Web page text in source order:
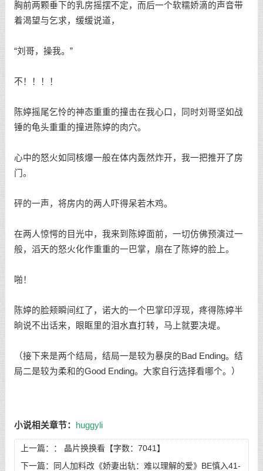
胸前两颗垂下的乳房摇摆不定，而后一个软糯娇滴的声音带
着渴望与乞求，缓缓说道，
“刘哥，操我。”
不！！！！
陈婷摇尾乞怜的神态重重的撞击在我心口，同时刘哥坚如战
锤的龟头重重的撞进陈婷的肉穴。
心中的怒火如同核爆一般在体内轰然炸开，我一把推开了房
门。
砰的一声，将房内的两人吓得呆若木鸡。
在两人惊愕的目光中，我来到陈婷面前，一切仿佛预演过一
般，滔天的怒火化作重重的一巴掌，扇在了陈婷的脸上。
啪！
陈婷的脸颊瞬间红了，诺大的一个巴掌印浮现，疼得陈婷半
晌说不出话来，眼眶里的泪水直打转，马上就要决堤。
（接下来是两个结局，结局一是较为暴戾的Bad Ending。结
局二是较为柔和的Good Ending。大家自行选择看哪个。）
小说相关章节： huggyli
上一篇：： 晶片换换看【字数：7041】
下一篇：
同人加料改《娇妻出轨：难以理解的爱》BE慎入41-